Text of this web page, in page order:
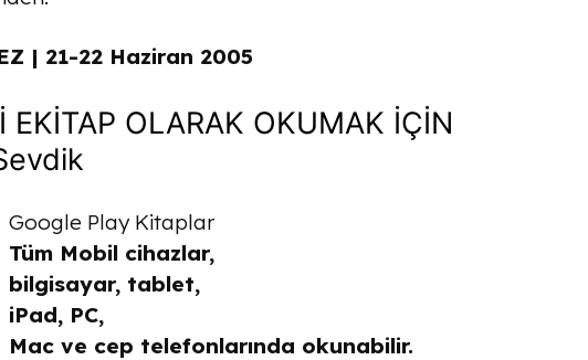
| 21-22 Haziran 2005
EKİTAP OLARAK OKUMAK İÇİN
Google Play Kitaplar
Tüm Mobil cihazlar,
bilgisayar, tablet,
iPad, PC,
Mac ve cep telefonlarında okunabilir.